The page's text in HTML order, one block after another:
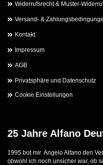
Widerrufsrecht & Muster-
Versand- &
Kontakt
Impressum
AGB
Privatsphäre und Datenschutz
Cookie Einstellungen
25 Jahre Alfano
1995 bot mir Angelo Alfano den
obwohl ich noch unsicher war, ob